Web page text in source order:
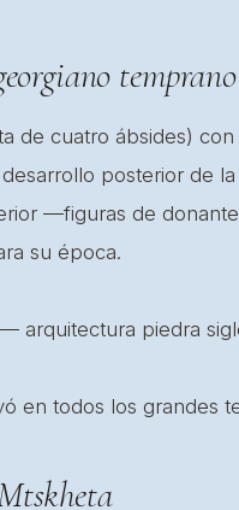
temprano
de cuatro ábsides)
posterior de
—figuras de
su época.
en todos los grandes